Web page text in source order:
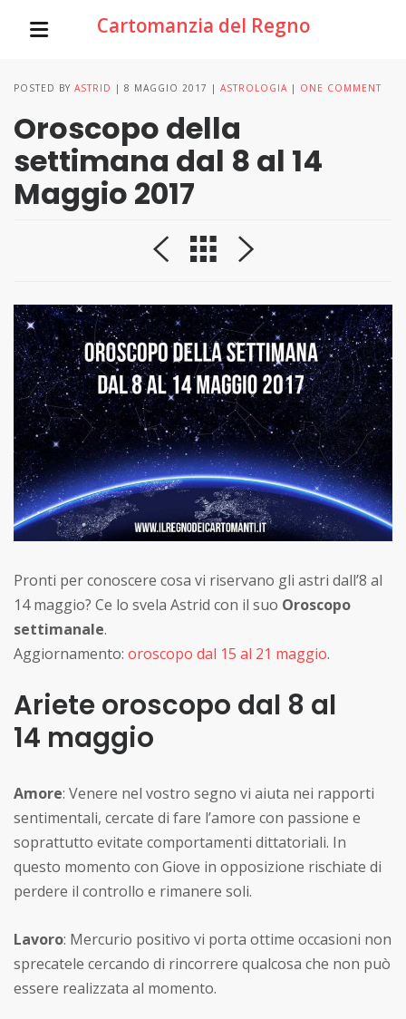
Cartomanzia del Regno
POSTED BY ASTRID 8 MAGGIO 2017 ASTROLOGIA ONE COMMENT
Oroscopo della
settimana dal 8 al 14
Maggio 2017
Pronti per conoscere cosa vi riservano gli astri dall’8 al
14 maggio? Ce lo svela Astrid con il suo Oroscopo
settimanale.
Aggiornamento: oroscopo dal 15 al 21 maggio.
Ariete oroscopo dal 8 al
14 maggio
Amore: Venere nel vostro segno vi aiuta nei rapporti
sentimentali, cercate di fare l’amore con passione e
soprattutto evitate comportamenti dittatoriali. In
questo momento con Giove in opposizione rischiate di
perdere il controllo e rimanere soli.
Lavoro: Mercurio positivo vi porta ottime occasioni non
sprecatele cercando di rincorrere qualcosa che non può
essere realizzata al momento.